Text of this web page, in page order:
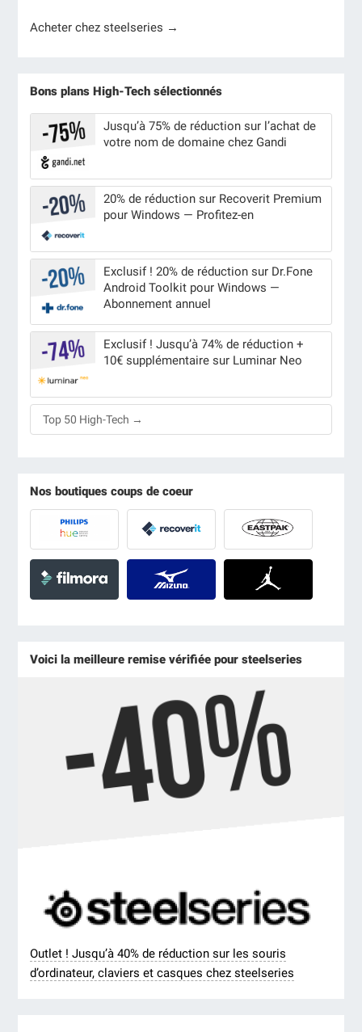
Acheter chez steelseries →
Bons plans High-Tech sélectionnés
Jusqu’à 75% de réduction sur l’achat de
votre nom de domaine chez Gandi
20% de réduction sur Recoverit Premium
pour Windows — Profitez-en
Exclusif ! 20% de réduction sur Dr.Fone
Android Toolkit pour Windows —
Abonnement annuel
Exclusif ! Jusqu’à 74% de réduction +
10€ supplémentaire sur Luminar Neo
Top 50 High-Tech →
Nos boutiques coups de coeur
Voici la meilleure remise vérifiée pour steelseries
Outlet ! Jusqu’à 40% de réduction sur les souris
d’ordinateur, claviers et casques chez steelseries